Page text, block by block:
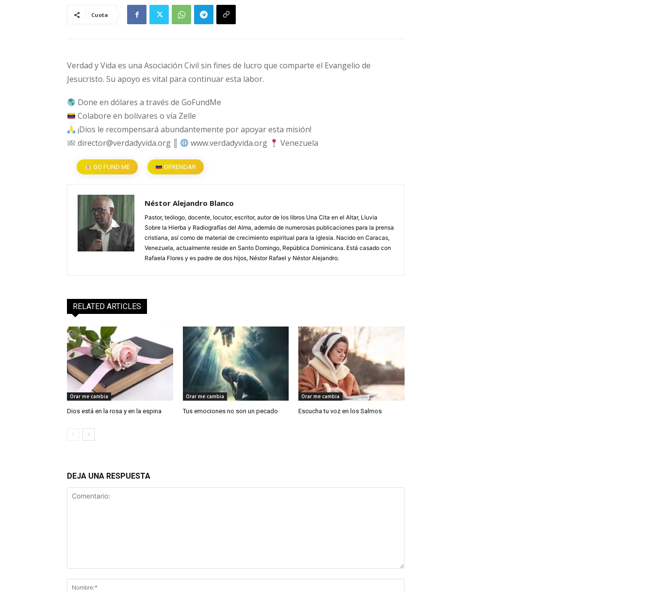
Cuota
Verdad y Vida es una Asociación Civil sin fines de lucro que comparte el Evangelio de
Jesucristo. Su apoyo es vital para continuar esta labor.
Done en dólares a través de GoFundMe
Colabore en bolívares o vía Zelle
¡Dios le recompensará abundantemente por apoyar esta misión!
director@verdadyvida.org ║
www.verdadyvida.org Venezuela
GO FUND ME OFRENDAR
Néstor Alejandro Blanco
Pastor, teólogo, docente, locutor, escritor, autor de los libros Una Cita en el Altar, Lluvia
Sobre la Hierba y Radiografías del Alma, además de numerosas publicaciones para la prensa
cristiana, así como de material de crecimiento espiritual para la iglesia. Nacido en Caracas,
Venezuela, actualmente reside en Santo Domingo, República Dominicana. Está casado con
Rafaela Flores y es padre de dos hijos, Néstor Rafael y Néstor Alejandro.
RELATED ARTICLES
Orar me cambia
Dios está en la rosa y en la espina
Orar me cambia
Tus emociones no son un pecado
Orar me cambia
Escucha tu voz en los Salmos
DEJA UNA RESPUESTA